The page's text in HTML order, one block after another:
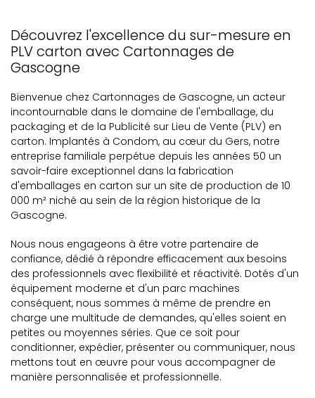
Découvrez l'excellence du sur-mesure en
PLV carton avec Cartonnages de
Gascogne
Bienvenue chez Cartonnages de Gascogne, un acteur
incontournable dans le domaine de l'emballage, du
packaging et de la Publicité sur Lieu de Vente (PLV) en
carton. Implantés à Condom, au cœur du Gers, notre
entreprise familiale perpétue depuis les années 50 un
savoir-faire exceptionnel dans la fabrication
d'emballages en carton sur un site de production de 10
000 m² niché au sein de la région historique de la
Gascogne.
Nous nous engageons à être votre partenaire de
confiance, dédié à répondre efficacement aux besoins
des professionnels avec flexibilité et réactivité. Dotés d'un
équipement moderne et d'un parc machines
conséquent, nous sommes à même de prendre en
charge une multitude de demandes, qu'elles soient en
petites ou moyennes séries. Que ce soit pour
conditionner, expédier, présenter ou communiquer, nous
mettons tout en œuvre pour vous accompagner de
manière personnalisée et professionnelle.